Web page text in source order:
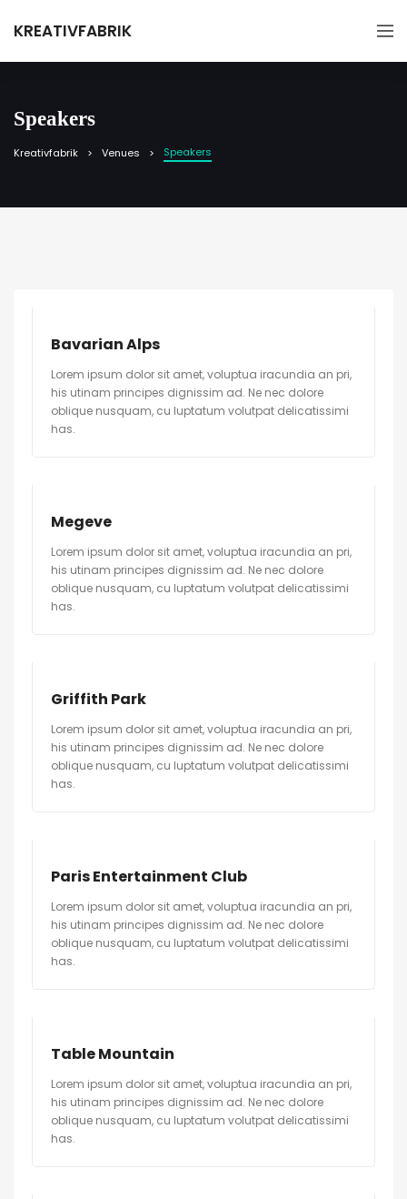
KREATIVFABRIK
Speakers
Kreativfabrik Venues Speakers
Bavarian Alps
Lorem ipsum dolor sit amet, voluptua iracundia an pri,
his utinam principes dignissim ad. Ne nec dolore
oblique nusquam, cu luptatum volutpat delicatissimi
has.
Megeve
Lorem ipsum dolor sit amet, voluptua iracundia an pri,
his utinam principes dignissim ad. Ne nec dolore
oblique nusquam, cu luptatum volutpat delicatissimi
has.
Griffith Park
Lorem ipsum dolor sit amet, voluptua iracundia an pri,
his utinam principes dignissim ad. Ne nec dolore
oblique nusquam, cu luptatum volutpat delicatissimi
has.
Paris Entertainment Club
Lorem ipsum dolor sit amet, voluptua iracundia an pri,
his utinam principes dignissim ad. Ne nec dolore
oblique nusquam, cu luptatum volutpat delicatissimi
has.
Table Mountain
Lorem ipsum dolor sit amet, voluptua iracundia an pri,
his utinam principes dignissim ad. Ne nec dolore
oblique nusquam, cu luptatum volutpat delicatissimi
has.